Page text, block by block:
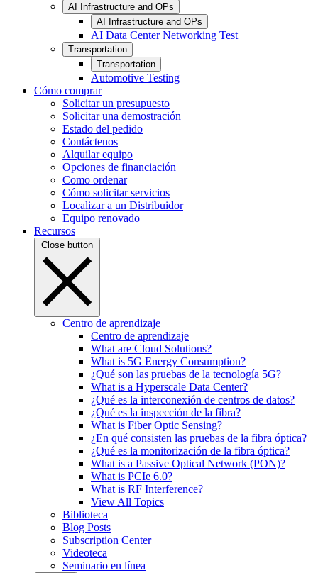
AI Infrastructure and OPs
AI Infrastructure and OPs
AI Data Center Networking Test
Transportation
Transportation
Automotive Testing
Cómo comprar
Solicitar un presupuesto
Solicitar una demostración
Estado del pedido
Contáctenos
Alquilar equipo
Opciones de financiación
Como ordenar
Cómo solicitar servicios
Localizar a un Distribuidor
Equipo renovado
Recursos
Close button
Centro de aprendizaje
Centro de aprendizaje
What are Cloud Solutions?
What is 5G Energy Consumption?
¿Qué son las pruebas de la tecnología 5G?
What is a Hyperscale Data Center?
¿Qué es la interconexión de centros de datos?
¿Qué es la inspección de la fibra?
What is Fiber Optic Sensing?
¿En qué consisten las pruebas de la fibra óptica?
¿Qué es la monitorización de la fibra óptica?
What is a Passive Optical Network (PON)?
What is PCIe 6.0?
What is RF Interference?
View All Topics
Biblioteca
Blog Posts
Subscription Center
Videoteca
Seminario en línea